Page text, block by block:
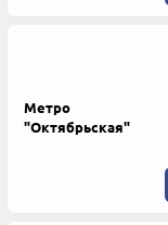
Метро
"Октябрьская"